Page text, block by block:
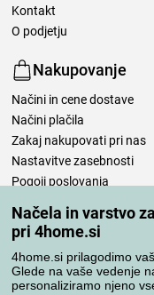
Načela in varstvo
pri 4home.si
4home.si prilagodimo
Glede na vaše vedenje
personaliziramo njeno
Kontakt
O podjetju
Nakupovanje
Načini in cene dostave
Načini plačila
Zakaj nakupovati pri nas
Nastavitve zasebnosti
Pogoji poslovanja
Vaša naročila
Moj račun
Pregled naročil